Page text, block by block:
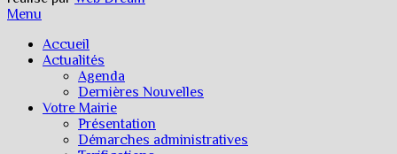
Menu
Accueil
Actualités
Agenda
Dernières Nouvelles
Votre Mairie
Présentation
Démarches administratives